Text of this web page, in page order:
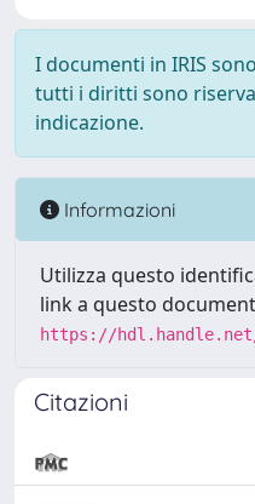
I documenti in IRIS
tutti i diritti sono
indicazione.
Informazioni
Utilizza questo
link a questo
https://hdl.handle.net/
Citazioni